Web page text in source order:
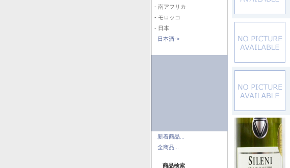
- 南アフリカ
- モロッコ
- 日本
日本酒->
新着商品...
全商品...
商品検索